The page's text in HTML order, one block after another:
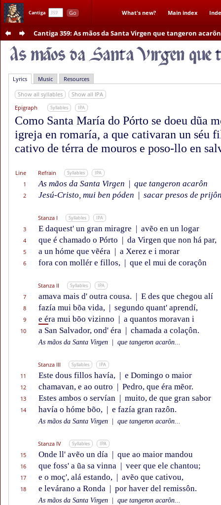
Cantiga Go What's new? Main index
Cantiga 359: As mãos da Santa Virgen que tangeron
Lyrics Music Resources
Show all syllables
Show all IPA
Epigraph
Syllables IPA
Como Santa María do Pórto se doeu dũa
igreja en romaría, a que cativaran un séu
cativo de térra de mouros e poso-llo en
Line Refrain Syllables IPA
1 As mãos da Santa Virgen | que tangeron acarôn
2 Jesú-Cristo, mui ben póden | sacar presos de
Stanza I Syllables IPA
3 E daquest' un gran miragre | avẽo en un logar
4 que é chamado o Pórto | da Virgen que non há par,
5 a un hóme que vẽéra | a Xerez e i morar
6 fora con mollér e fillos, | que el mui de coraçôn
Stanza II Syllables IPA
7 amava mais d' outra cousa. | E des que chegou alí
8 fazía mui bõa vida, | segundo quant' aprendí,
9 e éra mui bõo vizinno | a quantos moravan i
10 a San Salvador, ond' éra | chamada a colaçôn.
As mãos da Santa Virgen que tangeron acarôn...
Stanza III Syllables IPA
11 Este dous fillos havía, | e Domingo o maior
12 chamavan, e ao outro | Pedro, que éra mẽor.
13 Estes ambos o servían | muito, de que gran sabor
14 havía o hóme bõo, | e fazía gran razôn.
As mãos da Santa Virgen que tangeron acarôn...
Stanza IV Syllables IPA
15 Onde ll' avẽo un día | que ao maior mandou
16 que foss' a ũa sa vinna | veer que ele chantou;
17 e o moç', alá estando, | avẽo que cativou,
18 e levárano a Ronda | por haver del remissôn.
As mãos da Santa Virgen que tangeron acarôn...